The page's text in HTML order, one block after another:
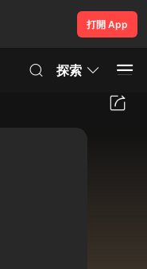
打開 App
探索